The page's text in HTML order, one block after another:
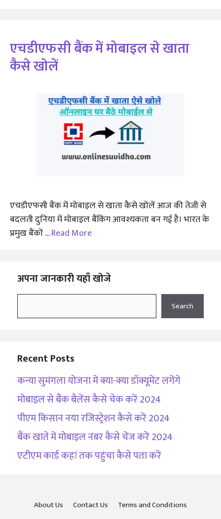
एचडीएफसी बैंक में मोबाइल से खाता
कैसे खोलें
एचडीएफसी बैंक में मोबाइल से खाता कैसे खोलें आज की तेजी से
बदलती दुनिया में मोबाइल बैंकिंग आवश्यकता बन गई है। भारत के
प्रमुख बैंकों …Read More
अपना जानकारी यहाँ खोजे
Search
Recent Posts
कन्या सुमंगला योजना में क्या-क्या डॉक्यूमेंट लगेंगे
मोबाइल से बैंक बैलेंस कैसे चेक करें 2024
पीएम किसान नया रजिस्ट्रेशन कैसे करें 2024
बैंक खाते में मोबाइल नंबर कैसे चेंज करें 2024
एटीएम कार्ड कहां तक पहुंचा कैसे पता करें
About Us Contact Us
Terms and Conditions